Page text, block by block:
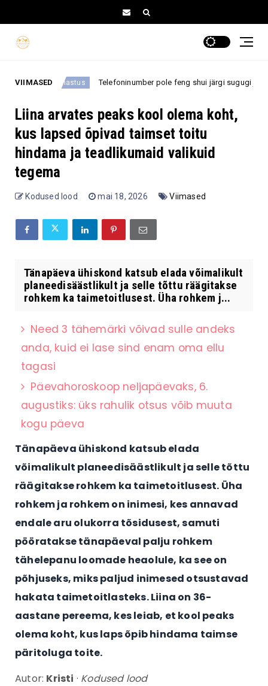
VIIMASED
Armastus Telefoninumber pole feng shui järgi sugugi juhuslik:
Liina arvates peaks kool olema koht,
kus lapsed õpivad taimset toitu
hindama ja teadlikumaid valikuid
tegema
Kodused lood mai 18, 2026 Viimased
Tänapäeva ühiskond katsub elada võimalikult
planeedisäästlikult ja selle tõttu räägitakse
rohkem ka taimetoitlusest. Üha rohkem j...
Need 3 tähemärki võivad sulle andeks
anda, kuid ei lase sind enam oma ellu
tagasi
Päevahoroskoop neljapäevaks, 6.
augustiks: üks rahulik otsus võib muuta
kogu päeva
Tänapäeva ühiskond katsub elada
võimalikult planeedisäästlikult ja selle tõttu
räägitakse rohkem ka taimetoitlusest. Üha
rohkem ja rohkem on inimesi, kes annavad
endale aru olukorra tõsidusest, samuti
pööratakse tänapäeval palju rohkem
tähelepanu loomade heaolule, ka see on
põhjuseks, miks paljud inimesed otsustavad
hakata taimetoitlasteks. Liina on 36-
aastane pereema, kes leiab, et kool peaks
olema koht, kus laps õpib hindama taimse
päritoluga toite.
Autor: Kristi · Kodused lood